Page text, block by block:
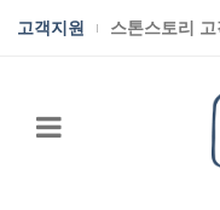
고객지원 스톤스토리